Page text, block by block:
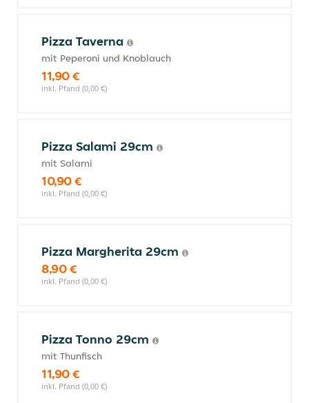
Pizza Taverna
mit Peperoni und Knoblauch
11,90 €
inkl. Pfand (0,00 €)
Pizza Salami 29cm
mit Salami
10,90 €
inkl. Pfand (0,00 €)
Pizza Margherita 29cm
8,90 €
inkl. Pfand (0,00 €)
Pizza Tonno 29cm
mit Thunfisch
11,90 €
inkl. Pfand (0,00 €)